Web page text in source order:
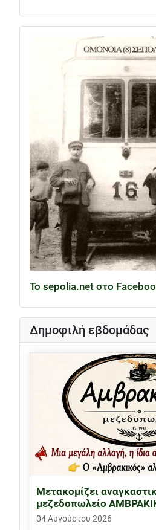
Το sepolia.net στο
Δημοφιλή εβδομάδας
Μετακομίζει
μεζεδοπωλείο
04 Αυγούστου 2026